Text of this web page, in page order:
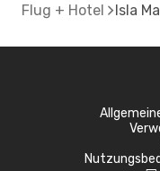
Flug + Hotel Isla